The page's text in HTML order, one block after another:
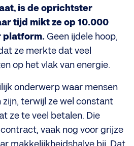
is de oprichtster
tijd mikt ze op 10.000
platform. Geen ijdele hoop,
ze merkte dat veel
op het vlak van energie.
onderwerp waar mensen
zijn, terwijl ze wel constant
ze te veel betalen. Die
vaak nog voor grijze